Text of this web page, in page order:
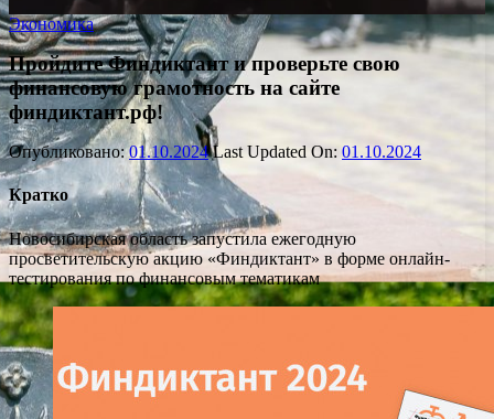
Экономика
Пройдите Финдиктант и проверьте свою
финансовую грамотность на сайте
финдиктант.рф!
Опубликовано:01.10.2024 Last Updated On: 01.10.2024
Кратко
Новосибирская область запустила ежегодную
просветительскую акцию «Финдиктант» в форме онлайн-
тестирования по финансовым тематикам